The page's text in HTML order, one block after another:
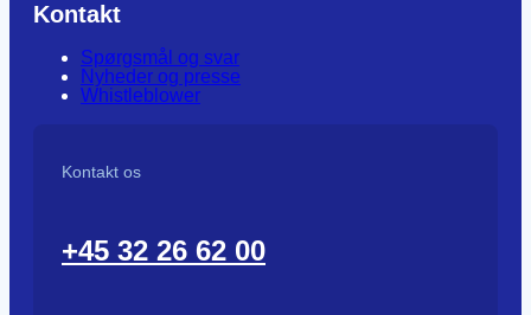
Kontakt
Spørgsmål og svar
Nyheder og presse
Whistleblower
Kontakt os
+45 32 26 62 00